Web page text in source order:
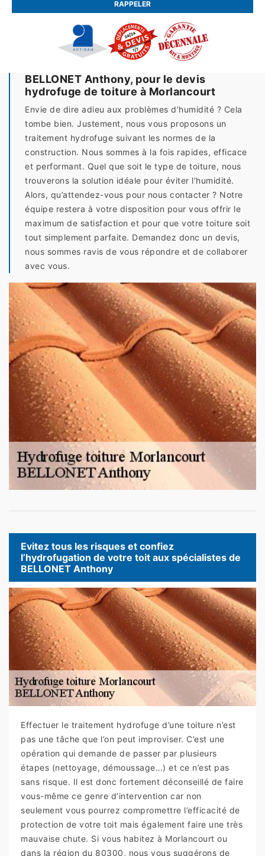
BELLONET Anthony, pour le devis
hydrofuge de toiture à Morlancourt
Envie de dire adieu aux problèmes d’humidité ? Cela
tombe bien. Justement, nous vous proposons un
traitement hydrofuge suivant les normes de la
construction. Nous sommes à la fois rapides, efficace
et performant. Quel que soit le type de toiture, nous
trouverons la solution idéale pour éviter l’humidité.
Alors, qu’attendez-vous pour nous contacter ? Notre
équipe restera à votre disposition pour vous offrir le
maximum de satisfaction et pour que votre toiture soit
tout simplement parfaite. Demandez donc un devis,
nous sommes ravis de vous répondre et de collaborer
avec vous.
Evitez tous les risques et confiez
l’hydrofugation de votre toit aux spécialistes de
BELLONET Anthony
Effectuer le traitement hydrofuge d’une toiture n’est
pas une tâche que l’on peut improviser. C’est une
opération qui demande de passer par plusieurs
étapes (nettoyage, démoussage…) et ce n’est pas
sans risque. Il est donc fortement déconseillé de faire
vous-même ce genre d’intervention car non
seulement vous pourrez compromettre l’efficacité de
protection de votre toit mais également faire une très
mauvaise chute. Si vous habitez à Morlancourt ou
dans la région du 80300, nous vous suggérons de